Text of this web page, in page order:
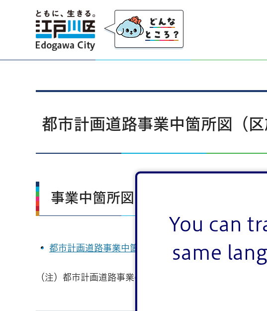
You can
same
江戸川区
都市計画道路事業中箇所図（区
事業中箇所図（令和8年7月現在）
都市計画道路事業中箇所図（区施行）（PDF：
（注）都市計画道路事業の内、江戸川区施工中路線を記